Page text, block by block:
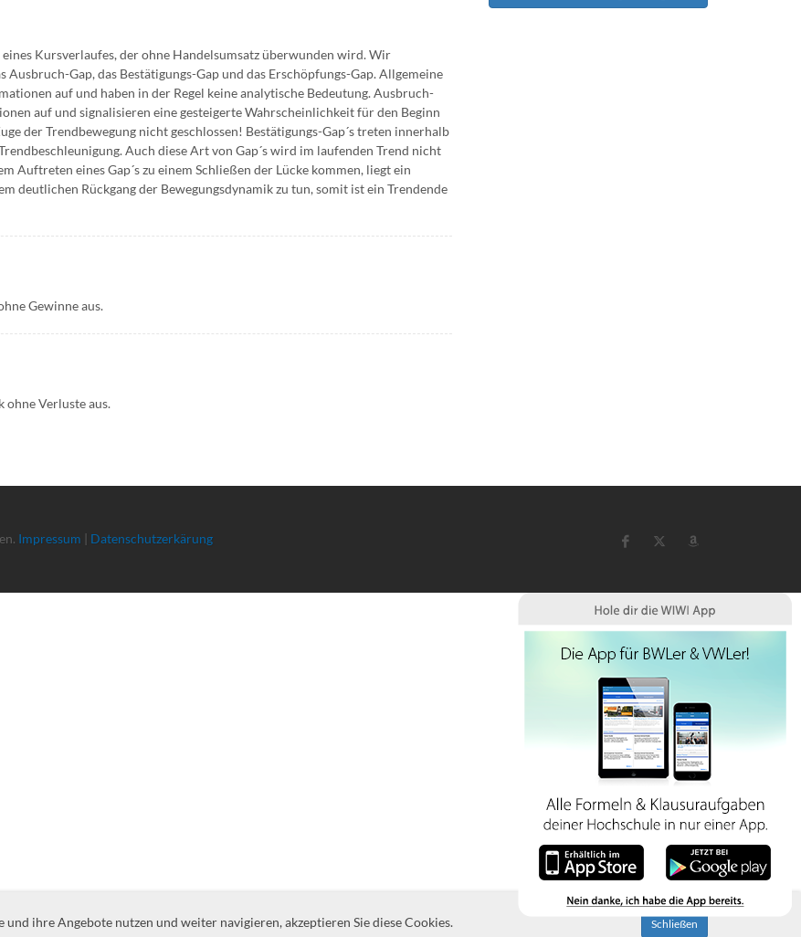
Kursverlaufes, der ohne Handelsumsatz überwunden wird. Wir
Ausbruch-Gap, das Bestätigungs-Gap und das Erschöpfungs-Gap. Allgemeine
auf und haben in der Regel keine analytische Bedeutung. Ausbruch-
auf und signalisieren eine gesteigerte Wahrscheinlichkeit für den Beginn
der Trendbewegung nicht geschlossen! Bestätigungs-Gap´s treten innerhalb
Auch diese Art von Gap´s wird im laufenden Trend nicht
Auftreten eines Gap´s zu einem Schließen der Lücke kommen, liegt ein
deutlichen Rückgang der Bewegungsdynamik zu tun, somit ist ein Trendende
Gewinne aus.
Verluste aus.
Impressum | Datenschutzerkärung
ihre Angebote nutzen und weiter navigieren, akzeptieren Sie diese Cookies. Schließen